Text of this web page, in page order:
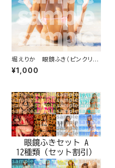
堀えりか 眼鏡ふき（ピンクリボ
ン）
¥1,000